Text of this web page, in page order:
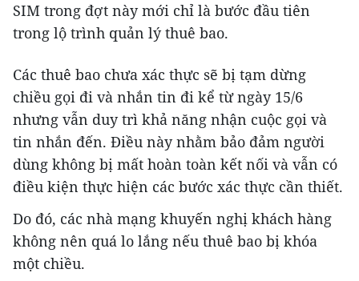
SIM trong đợt này mới chỉ là bước đầu tiên
trong lộ trình quản lý thuê bao.
Các thuê bao chưa xác thực sẽ bị tạm dừng
chiều gọi đi và nhắn tin đi kể từ ngày 15/6
nhưng vẫn duy trì khả năng nhận cuộc gọi và
tin nhắn đến. Điều này nhằm bảo đảm người
dùng không bị mất hoàn toàn kết nối và vẫn có
điều kiện thực hiện các bước xác thực cần thiết.
Do đó, các nhà mạng khuyến nghị khách hàng
không nên quá lo lắng nếu thuê bao bị khóa
một chiều.